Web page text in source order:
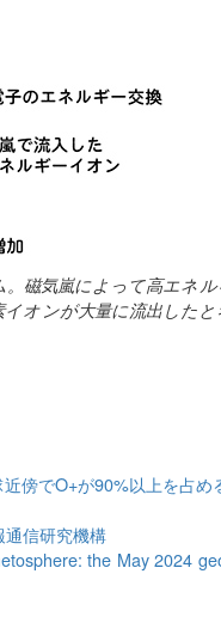
磁気嵐によって高エネ
オンが大量に流出した
傍でO+が90%以上を占め
通信研究機構
the May 2024